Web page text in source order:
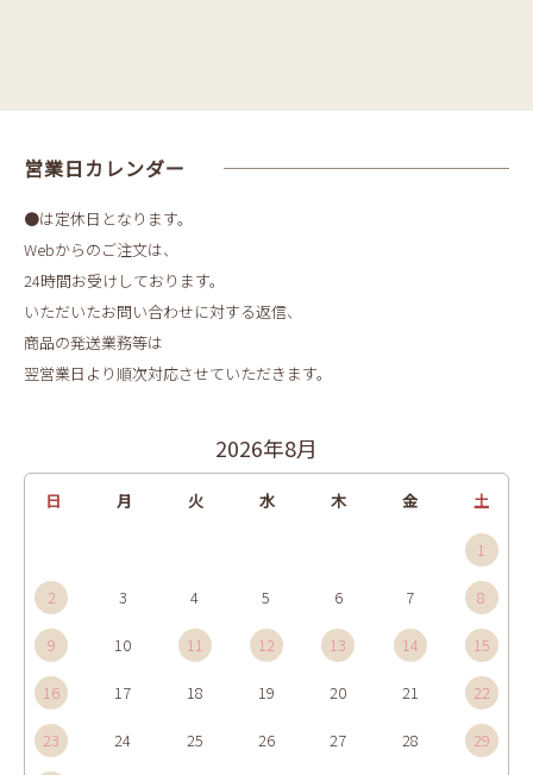
営業日カレンダー
●は定休日となります。
Webからのご注文は、
24時間お受けしております。
いただいたお問い合わせに対する返信、
商品の発送業務等は
翌営業日より順次対応させていただきます。
2026年8月
日 月 火 水 木 金 土
1
2 3 4 5 6 7 8
9 10 11 12 13 14 15
16 17 18 19 20 21 22
23 24 25 26 27 28 29